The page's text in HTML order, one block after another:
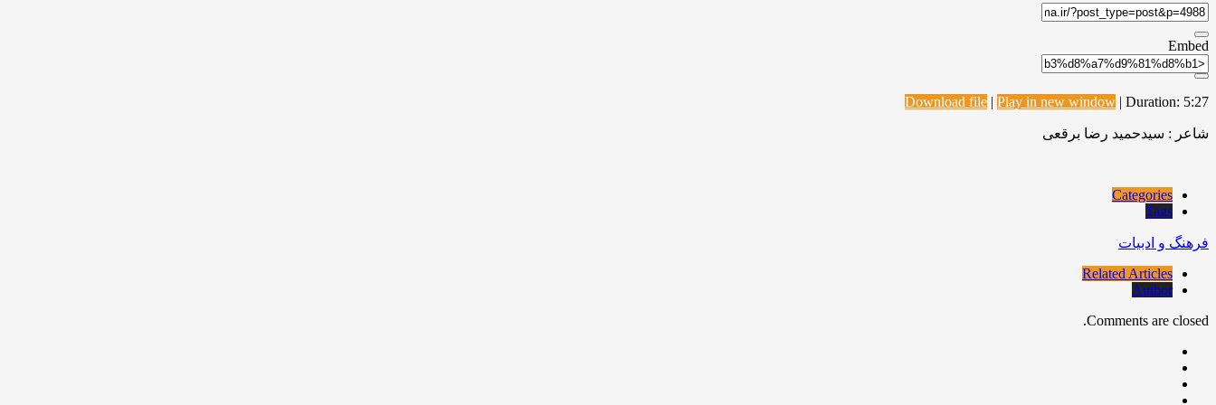
Embed
Download file | Play in new window | Duration: 5:27
شاعر : سیدحمید رضا برقعی
Categories
Tags
فرهنگ و ادبیات
Related Articles
Author
Comments are closed.